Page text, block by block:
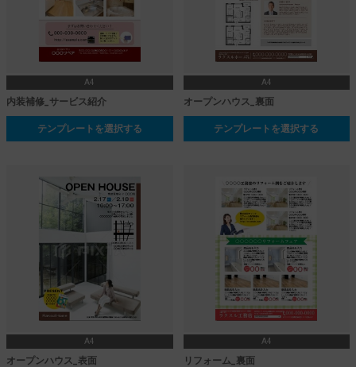
A4
内装補修_サービス紹介
テンプレートを選択する
A4
オープンハウス_裏面
テンプレートを選択する
A4
オープンハウス_表面
A4
リフォーム_裏面